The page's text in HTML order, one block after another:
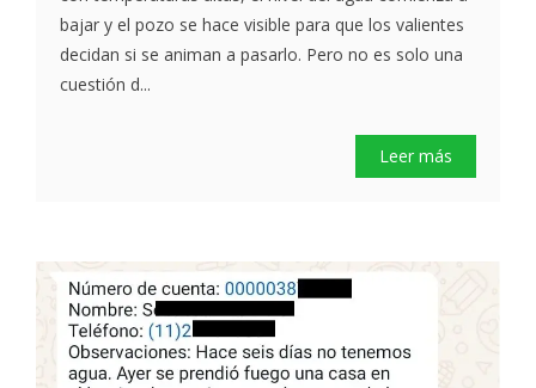
bajar y el pozo se hace visible para que los valientes
decidan si se animan a pasarlo. Pero no es solo una
cuestión d...
Leer más